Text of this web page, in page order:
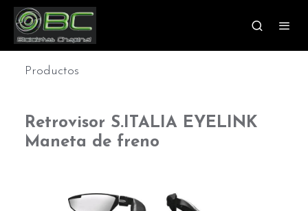
Productos
Retrovisor S.ITALIA EYELINK
Maneta de freno